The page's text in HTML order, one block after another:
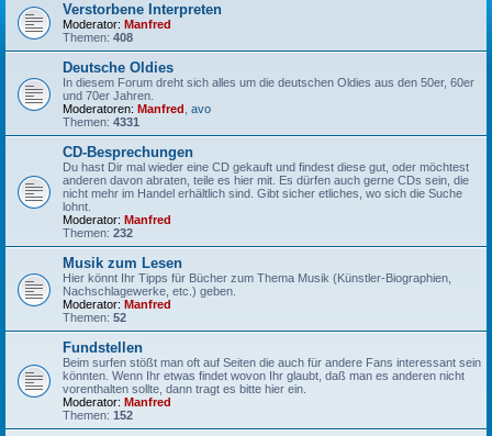
Verstorbene Interpreten
Moderator: Manfred
Themen: 408
Deutsche Oldies
In diesem Forum dreht sich alles um die deutschen Oldies aus den 50er, 60er
und 70er Jahren.
Moderatoren: Manfred avo
Themen: 4331
CD-Besprechungen
Du hast Dir mal wieder eine CD gekauft und findest diese gut, oder möchtest
anderen davon abraten, teile es hier mit. Es dürfen auch gerne CDs sein, die
nicht mehr im Handel erhältlich sind. Gibt sicher etliches, wo sich die Suche
lohnt.
Moderator: Manfred
Themen: 232
Musik zum Lesen
Hier könnt Ihr Tipps für Bücher zum Thema Musik (Künstler-Biographien,
Nachschlagewerke, etc.) geben.
Moderator: Manfred
Themen: 52
Fundstellen
Beim surfen stößt man oft auf Seiten die auch für andere Fans interessant sein
könnten. Wenn Ihr etwas findet wovon Ihr glaubt, daß man es anderen nicht
vorenthalten sollte, dann tragt es bitte hier ein.
Moderator: Manfred
Themen: 152